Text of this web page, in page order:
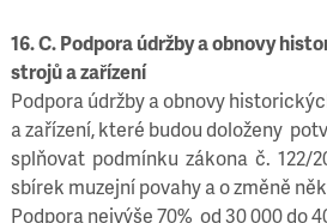
16. C. Podpora údržby a obnovy
strojů a zařízení
Podpora údržby a obnovy
a zařízení, které budou doloženy
splňovat podmínku zákona č. 122/
sbírek muzejní povahy a o změně
Podpora nejvýše 70% od 30 000 do